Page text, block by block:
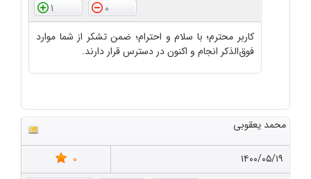
0
1
کاربر محترم؛ با سلام و احترام؛ ضمن تشکر از شما موارد
فوق‌الذکر انجام و اکنون در دسترس قرار دارند.
محمد یعقوبی
۱۴۰۰/۰۵/۱۹
0